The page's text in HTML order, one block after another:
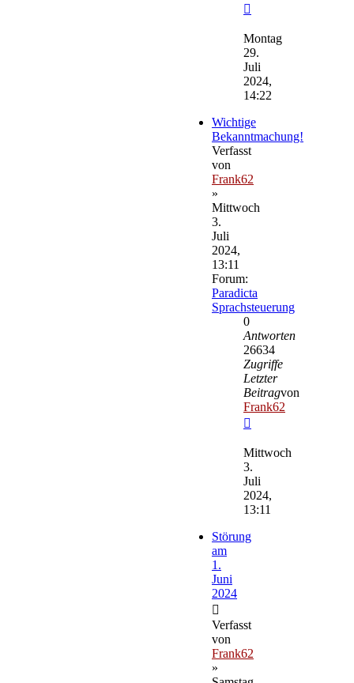
Beitrag
Montag
29.
Juli
2024,
14:22
Wichtige
Bekanntmachung!
Verfasst
von
Frank62
»
Mittwoch
3.
Juli
2024,
13:11
Forum:
Paradicta
Sprachsteuerung
0
Antworten
26634
Zugriffe
Letzter
Beitragvon
Frank62
Beitrag
Mittwoch
3.
Juli
2024,
13:11
Störung
am
1.
Juni
2024
Verfasst
von
Frank62
»